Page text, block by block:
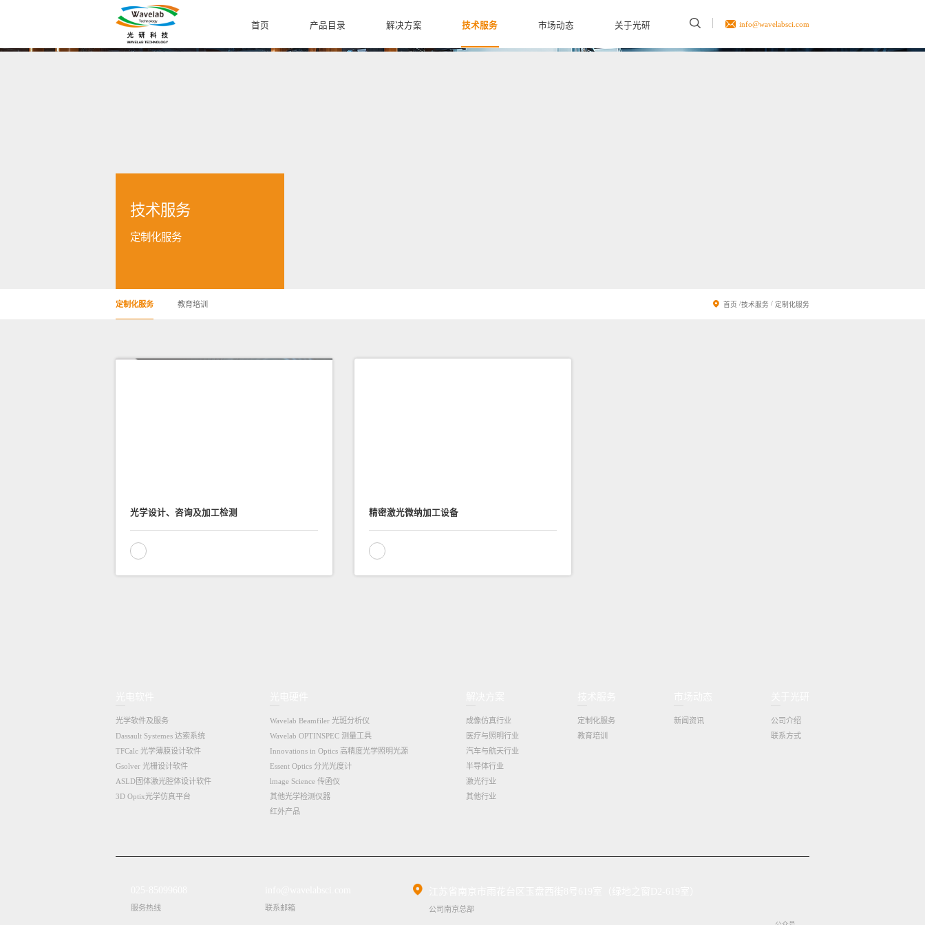
首页 产品目录 解决方案 技术服务 市场动态 关于光研 info@wavelabsci.com
技术服务
定制化服务
定制化服务 教育培训 首页 /技术服务 / 定制化服务
光学设计、咨询及加工检测 精密激光微纳加工设备
光学软件及服务
Dassault Systemes 达索系统
TFCalc 光学薄膜设计软件
Gsolver 光栅设计软件
ASLD固体激光腔体设计软件
3D Optix光学仿真平台
Wavelab Beamfiler 光斑分析仪
Wavelab OPTINSPEC 测量工具
Innovations in Optics 高精度光学照明光源
Essent Optics 分光光度计
lmage Science 传函仪
其他光学检测仪器
红外产品
成像仿真行业
医疗与照明行业
汽车与航天行业
半导体行业
激光行业
其他行业
定制化服务
教育培训
新闻资讯
公司介绍
联系方式
服务热线 联系邮箱 公司南京总部